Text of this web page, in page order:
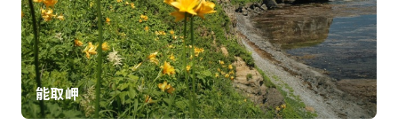
能取岬